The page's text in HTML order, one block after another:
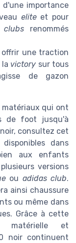
importance
eliteet pour
clubsrenommés
offrir une traction
victory sur tous
de gazon
matériaux qui ont
de foot jusqu'à
consultez cet
dans
aux enfants
versions
ou adidas club.
ainsi chaussure
ou même dans
Grâce à cette
matérielle et
noir continuent